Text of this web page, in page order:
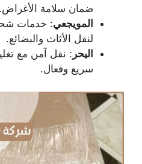
ضمان سلامة الأغراض.
المويجعي: خدمات
لنقل الأثاث والبضائع.
اليحر : نقل آمن مع
سريع وفعال.